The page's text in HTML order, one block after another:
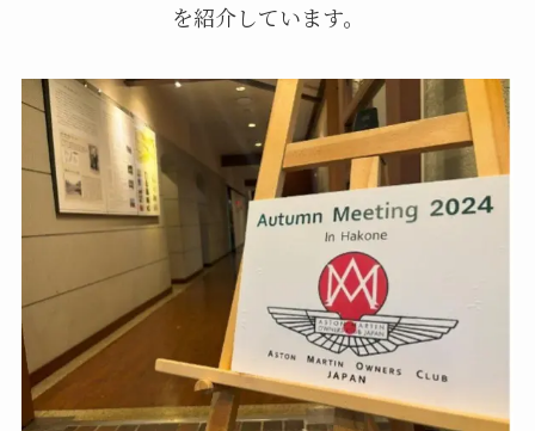
を紹介しています。